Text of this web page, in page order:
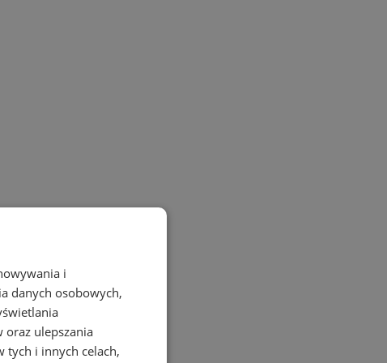
i
danych osobowych,
ulepszania
tych i innych celach,